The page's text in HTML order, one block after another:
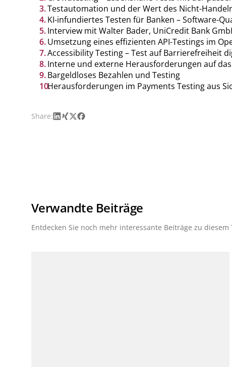
Testautomation und der Wert des Nicht-
KI-infundiertes Testen für Banken – Software-
Interview mit Walter Bader, UniCredit Bank
Umsetzung eines effizienten API-Testings im
Accessibility Testing – Test auf Barrierefreiheit
Interne und externe Herausforderungen auf
Bargeldloses Bezahlen und Testing
Herausforderungen im Payments Testing aus
Share:LinkedIn
Xing
X Facebook
Verwandte Beiträge
Entdecken Sie noch mehr interessante Beiträge zu diesem